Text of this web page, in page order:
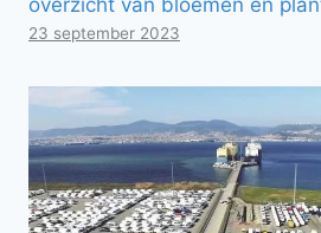
23 september 2023